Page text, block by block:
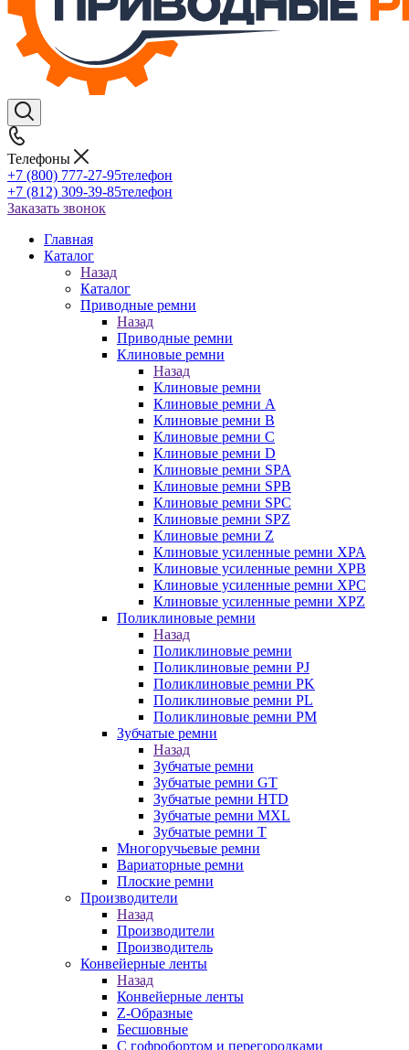
Телефоны
+7 (800) 777-27-95телефон
+7 (812) 309-39-85телефон
Заказать звонок
Главная
Каталог
Назад
Каталог
Приводные ремни
Назад
Приводные ремни
Клиновые ремни
Назад
Клиновые ремни
Клиновые ремни A
Клиновые ремни B
Клиновые ремни C
Клиновые ремни D
Клиновые ремни SPA
Клиновые ремни SPB
Клиновые ремни SPC
Клиновые ремни SPZ
Клиновые ремни Z
Клиновые усиленные ремни XPA
Клиновые усиленные ремни XPB
Клиновые усиленные ремни XPC
Клиновые усиленные ремни XPZ
Поликлиновые ремни
Назад
Поликлиновые ремни
Поликлиновые ремни PJ
Поликлиновые ремни PK
Поликлиновые ремни PL
Поликлиновые ремни PM
Зубчатые ремни
Назад
Зубчатые ремни
Зубчатые ремни GT
Зубчатые ремни HTD
Зубчатые ремни MXL
Зубчатые ремни Т
Многоручьевые ремни
Вариаторные ремни
Плоские ремни
Производители
Назад
Производители
Производитель
Конвейерные ленты
Назад
Конвейерные ленты
Z-Образные
Бесшовные
С гофробортом и перегородками